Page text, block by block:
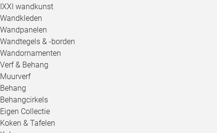
IXXI wandkunst
Wandkleden
Wandpanelen
Wandtegels & -borden
Wandornamenten
Verf & Behang
Muurverf
Behang
Behangcirkels
Eigen Collectie
Koken & Tafelen